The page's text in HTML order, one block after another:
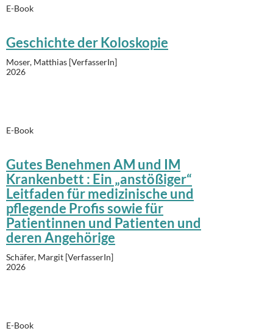
E-Book
Geschichte der Koloskopie
Moser, Matthias [VerfasserIn]
2026
E-Book
Gutes Benehmen AM und IM
Krankenbett : Ein „anstößiger“
Leitfaden für medizinische und
pflegende Profis sowie für
Patientinnen und Patienten und
deren Angehörige
Schäfer, Margit [VerfasserIn]
2026
E-Book